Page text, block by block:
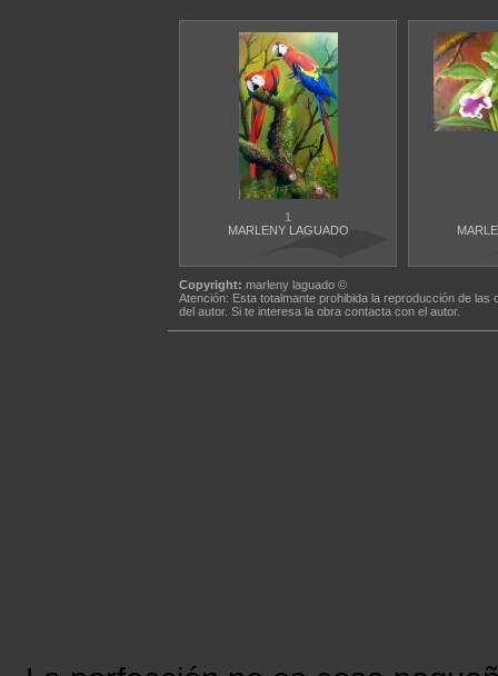
1
MARLENY LAGUADO
Copyright: marleny laguado ©
Atención: Esta totalmante prohibida la reproducción de
del autor. Si te interesa la obra contacta con el autor.